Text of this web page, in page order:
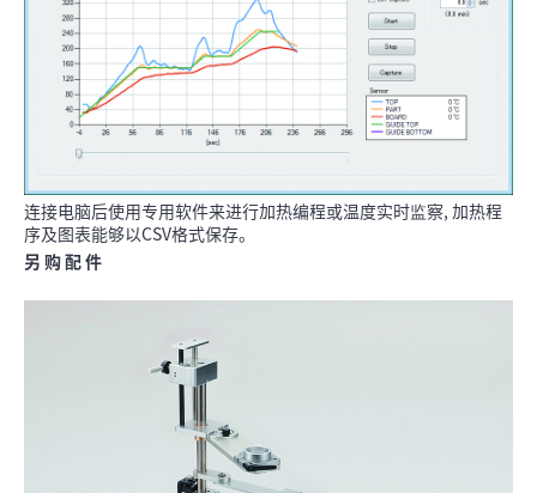
连接电脑后使用专用软件来进行加热编程或温度实时监察, 加热程
序及图表能够以CSV格式保存。
另 购 配 件